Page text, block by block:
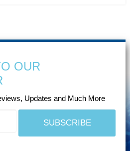
OUR
Updates and Much More